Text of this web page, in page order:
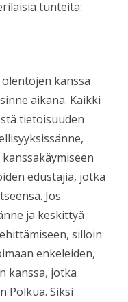
tunteita:
kanssa
aikana. Kaikki
tietoisuuden
edustajia, jotka
Jos
ja keskittyä
silloin
enkeleiden,
kanssa, jotka
Polkua. Siksi